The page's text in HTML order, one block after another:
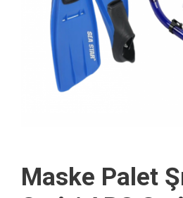
Maske Palet